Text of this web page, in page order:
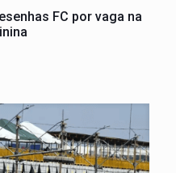
FC por vaga na